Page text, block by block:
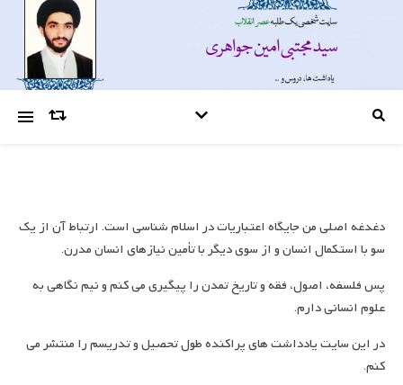
دغدغه اصلی من جایگاه اعتباریات در اسلام شناسی است. ارتباط آن از یک
سو با استکمال انسان و از سوی دیگر با تأمین نیازهای انسان مدرن.
پس فلسفه، اصول، فقه و تاریخ تمدن را پیگیری می کنم و نیم نگاهی به
علوم انسانی دارم.
در این سایت یادداشت های پراکنده طول تحصیل و تدریسم را منتشر می
کنم.